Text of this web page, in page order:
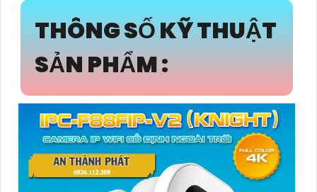
THÔNG SỐ KỸ THUẬT
SẢN PHẨM :